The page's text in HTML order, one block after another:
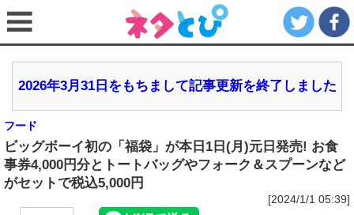
2026年3月31日をもちまして記事更新を終了しました
フード
ビッグボーイ初の「福袋」が本日1日(月)元日発売! お食
事券4,000円分とトートバッグやフォーク＆スプーンなど
がセットで税込5,000円
[2024/1/1 05:39]